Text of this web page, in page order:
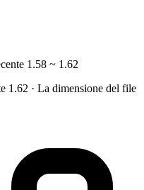
1.58 ~ 1.62
1.62 · La dimensione del file